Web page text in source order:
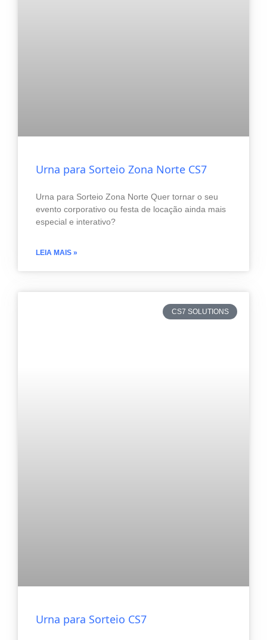
Urna para Sorteio Zona Norte CS7
Urna para Sorteio Zona Norte Quer tornar o seu
evento corporativo ou festa de locação ainda mais
especial e interativo?
LEIA MAIS »
CS7 SOLUTIONS
Urna para Sorteio CS7